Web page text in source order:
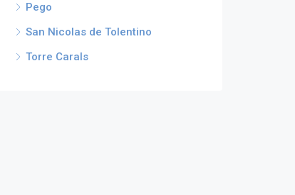
Pego
San Nicolas de Tolentino
Torre Carals